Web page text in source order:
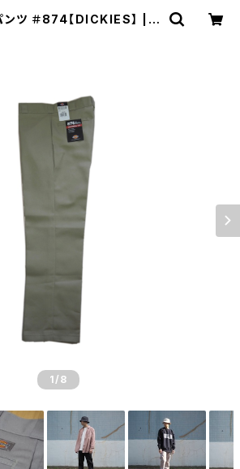
ンツ ＃874【DICKIES】 | S
1 /8